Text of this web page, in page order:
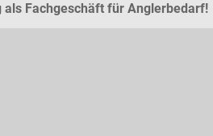
als Fachgeschäft für Anglerbedarf!